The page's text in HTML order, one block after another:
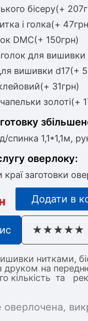
бісеру(+
і голка(+
DMC(+ 150грн)
для вишивки
вишивки d17(+
31грн)
золоті(+
спинка 1,1*1,1м,
оверлоку:
краї заготовки
Додати в
★★★★★
нитками,
на
кількість та
оверлочена,